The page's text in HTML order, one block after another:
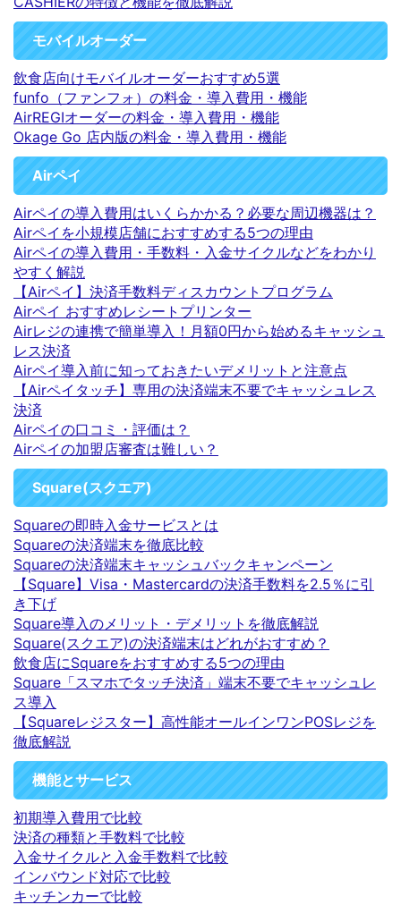
モバイルオーダー
飲食店向けモバイルオーダーおすすめ5選
funfo（ファンフォ）の料金・導入費用・機能
AirREGIオーダーの料金・導入費用・機能
Okage Go 店内版の料金・導入費用・機能
Airペイ
Airペイの導入費用はいくらかかる？必要な周辺機器は？
Airペイを小規模店舗におすすめする5つの理由
Airペイの導入費用・手数料・入金サイクルなどをわかり
やすく解説
【Airペイ】決済手数料ディスカウントプログラム
Airペイ おすすめレシートプリンター
Airレジの連携で簡単導入！月額0円から始めるキャッシュ
レス決済
Airペイ導入前に知っておきたいデメリットと注意点
【Airペイタッチ】専用の決済端末不要でキャッシュレス
決済
Airペイの口コミ・評価は？
Airペイの加盟店審査は難しい？
Square(スクエア)
Squareの即時入金サービスとは
Squareの決済端末を徹底比較
Squareの決済端末キャッシュバックキャンペーン
【Square】Visa・Mastercardの決済手数料を2.5％に引
き下げ
Square導入のメリット・デメリットを徹底解説
Square(スクエア)の決済端末はどれがおすすめ？
飲食店にSquareをおすすめする5つの理由
Square「スマホでタッチ決済」端末不要でキャッシュレ
ス導入
【Squareレジスター】高性能オールインワンPOSレジを
徹底解説
機能とサービス
初期導入費用で比較
決済の種類と手数料で比較
入金サイクルと入金手数料で比較
インバウンド対応で比較
キッチンカーで比較